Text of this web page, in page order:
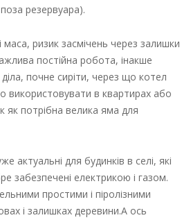
резервуара).
маса, ризик засмічень через залишки
постійна робота, інакше
почне сиріти, через що котел
використовувати в квартирах або
як потрібна велика яма для
актуальні для будинків в селі, які
забезпечені електрикою і газом.
простими і піролізними
і залишках деревини.А ось